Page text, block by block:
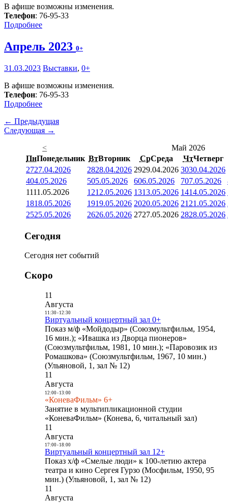
В афише возможны изменения.
Телефон: 76-95-33
Подробнее
Апрель 2023 0+
31.03.2023 Выставки, 0+
В афише возможны изменения.
Телефон: 76-95-33
Подробнее
← Предыдущая
Следующая →
<
Май 2026
ПнПонедельник ВтВторник СрСреда ЧтЧетверг
2727.04.2026 2828.04.2026 2929.04.2026 3030.04.2026
404.05.2026 505.05.2026 606.05.2026 707.05.2026
1111.05.2026 1212.05.2026 1313.05.2026 1414.05.2026
1818.05.2026 1919.05.2026 2020.05.2026 21 21.05.2026
2525.05.2026 2626.05.2026 2727.05.2026 2828.05.2026
Сегодня
Сегодня нет событий
Скоро
11
Августа
11:30- 12:30
Виртуальный концертный зал 0+
Показ м/ф «Мойдодыр» (Союзмультфильм, 1954,
16 мин.); «Ивашка из Дворца пионеров»
(Союзмультфильм, 1981, 10 мин.); «Паровозик из
Ромашкова» (Союзмультфильм, 1967, 10 мин.)
(Ульяновой, 1, зал № 12)
11
Августа
12:00- 13:00
«КоневаФильм» 6+
Занятие в мультипликационной студии
«КоневаФильм» (Конева, 6, читальный зал)
11
Августа
17:00- 18:00
Виртуальный концертный зал 12+
Показ х/ф «Смелые люди» к 100-летию актера
театра и кино Сергея Гурзо (Мосфильм, 1950, 95
мин.) (Ульяновой, 1, зал № 12)
11
Августа